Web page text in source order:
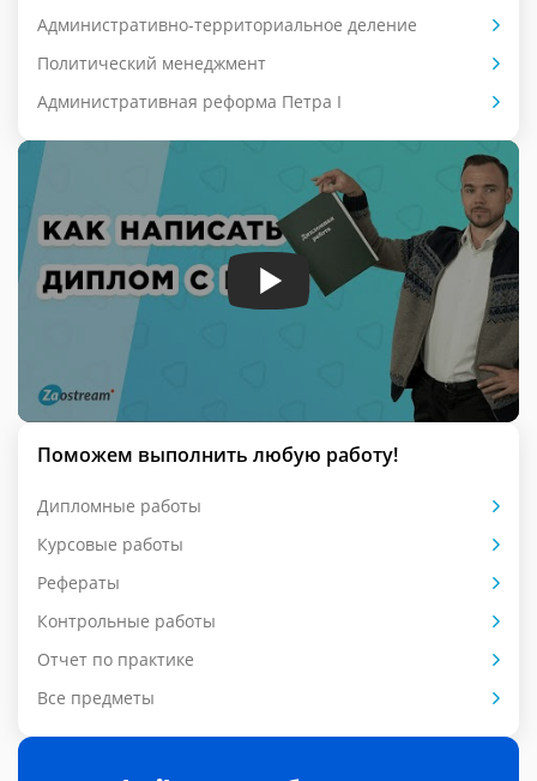
Административно-территориальное деление
Политический менеджмент
Административная реформа Петра I
Поможем выполнить любую работу!
Дипломные работы
Курсовые работы
Рефераты
Контрольные работы
Отчет по практике
Все предметы